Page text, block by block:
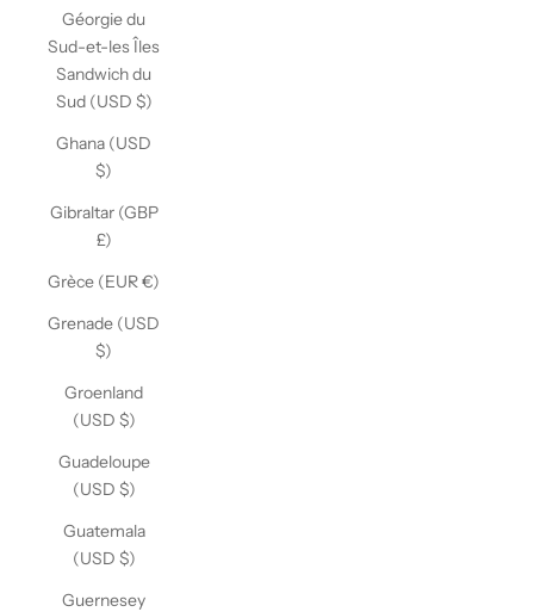
Géorgie du
Sud-et-les Îles
Sandwich du
Sud (USD $)
Ghana (USD
$)
Gibraltar (GBP
£)
Grèce (EUR €)
Grenade (USD
$)
Groenland
(USD $)
Guadeloupe
(USD $)
Guatemala
(USD $)
Guernesey